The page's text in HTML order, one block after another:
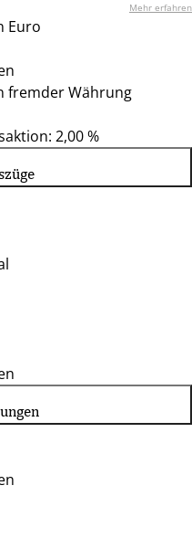
Mehr erfahren
Euro
fremder Währung
2,00 %